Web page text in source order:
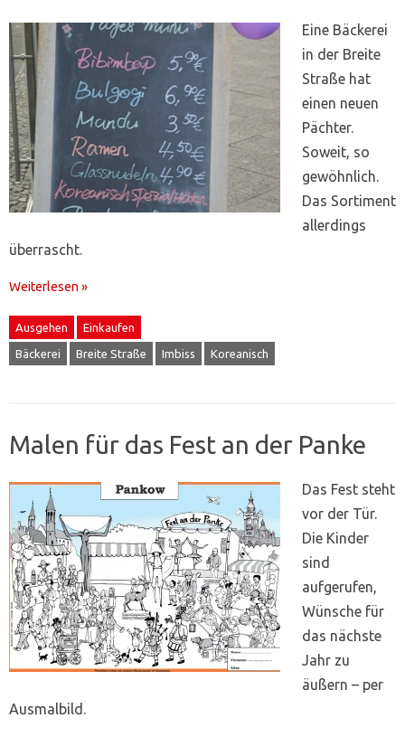
Eine Bäckerei
in der Breite
Straße hat
einen neuen
Pächter.
Soweit, so
gewöhnlich.
Das Sortiment
allerdings
überrascht.
Weiterlesen »
Ausgehen Einkaufen
Bäckerei Breite Straße Imbiss Koreanisch
Malen für das Fest an der Panke
Das Fest steht
vor der Tür.
Die Kinder
sind
aufgerufen,
Wünsche für
das nächste
Jahr zu
äußern – per
Ausmalbild.